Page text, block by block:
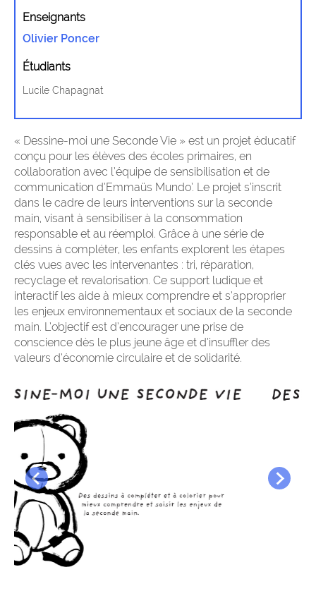
Enseignants
Olivier Poncer
Étudiants
Lucile Chapagnat
« Dessine-moi une Seconde Vie » est un projet éducatif
conçu pour les élèves des écoles primaires, en
collaboration avec l’équipe de sensibilisation et de
communication d’Emmaüs Mundo’. Le projet s’inscrit
dans le cadre de leurs interventions sur la seconde
main, visant à sensibiliser à la consommation
responsable et au réemploi. Grâce à une série de
dessins à compléter, les enfants explorent les étapes
clés vues avec les intervenantes : tri, réparation,
recyclage et revalorisation. Ce support ludique et
interactif les aide à mieux comprendre et s’approprier
les enjeux environnementaux et sociaux de la seconde
main. L’objectif est d’encourager une prise de
conscience dès le plus jeune âge et d’insuffler des
valeurs d’économie circulaire et de solidarité.